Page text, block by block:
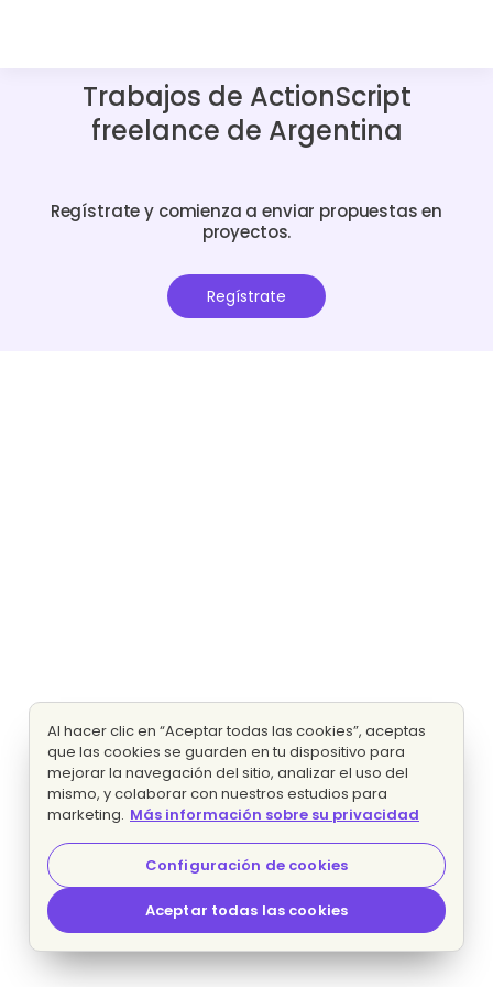
Trabajos de ActionScript
freelance de Argentina
Regístrate y comienza a enviar propuestas en
proyectos.
Regístrate
Al hacer clic en “Aceptar todas las cookies”, aceptas
que las cookies se guarden en tu dispositivo para
mejorar la navegación del sitio, analizar el uso del
mismo, y colaborar con nuestros estudios para
marketing. Más información sobre su privacidad
Configuración de cookies
Aceptar todas las cookies